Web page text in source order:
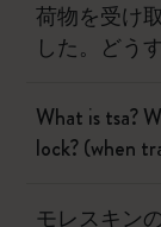
荷物を受け
した。どう
What is tsa?
lock? (when
モレスキン